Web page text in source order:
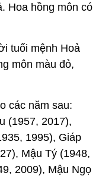
Hoa hồng môn có
tuổi mệnh Hoả
môn màu đỏ,
các năm sau:
(1957, 2017),
1995), Giáp
Mậu Tý (1948,
2009), Mậu Ngọ